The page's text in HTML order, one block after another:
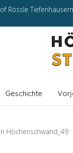
Rössle Tiefenhäusern
Geschichte
Höchenschwand_49